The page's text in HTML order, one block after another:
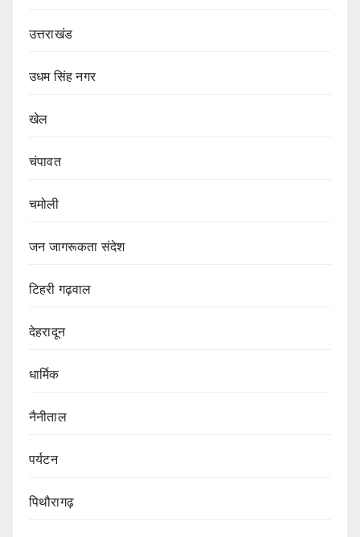
उत्तराखंड
उधम सिंह नगर
खेल
चंपावत
चमोली
जन जागरूकता संदेश
टिहरी गढ़वाल
देहरादून
धार्मिक
नैनीताल
पर्यटन
पिथौरागढ़